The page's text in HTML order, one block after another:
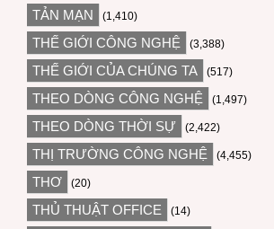
TẢN MẠN (1,410)
THẾ GIỚI CÔNG NGHỆ (3,388)
THẾ GIỚI CỦA CHÚNG TA (517)
THEO DÒNG CÔNG NGHỆ (1,497)
THEO DÒNG THỜI SỰ (2,422)
THỊ TRƯỜNG CÔNG NGHỆ (4,455)
THƠ (20)
THỦ THUẬT OFFICE (14)